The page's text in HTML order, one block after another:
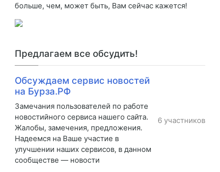
больше, чем, может быть, Вам сейчас кажется!
Предлагаем все обсудить!
Обсуждаем сервис новостей
на Бурза.РФ
Замечания пользователей по работе
новостийного сервиса нашего сайта.
Жалобы, замечения, предложения.
Надеемся на Ваше участие в
улучшении наших сервисов, в данном
сообществе — новости
6 участников